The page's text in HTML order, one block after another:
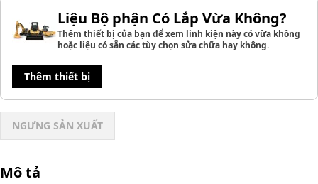
Liệu Bộ phận Có Lắp Vừa Không?
Thêm thiết bị của bạn để xem linh kiện này có vừa không
hoặc liệu có sẵn các tùy chọn sửa chữa hay không.
Thêm thiết bị
NGƯNG SẢN XUẤT
Mô tả